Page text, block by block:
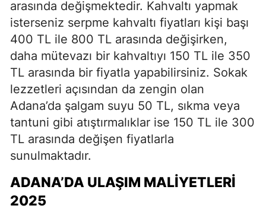
arasında değişmektedir. Kahvaltı yapmak
isterseniz serpme kahvaltı fiyatları kişi başı
400 TL ile 800 TL arasında değişirken,
daha mütevazı bir kahvaltıyı 150 TL ile 350
TL arasında bir fiyatla yapabilirsiniz. Sokak
lezzetleri açısından da zengin olan
Adana’da şalgam suyu 50 TL, sıkma veya
tantuni gibi atıştırmalıklar ise 150 TL ile 300
TL arasında değişen fiyatlarla
sunulmaktadır.
ADANA’DA ULAŞIM MALIYETLERI
2025